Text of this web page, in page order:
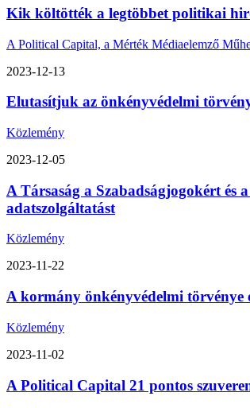
Kik költötték a legtöbbet politikai
A Political Capital, a Mérték Médiaelemző
2023-12-13
Elutasítjuk az önkényvédelmi
Közlemény
2023-12-05
A Társaság a Szabadságjogokért és
adatszolgáltatást
Közlemény
2023-11-22
A kormány önkényvédelmi törvénye
Közlemény
2023-11-02
A Political Capital 21 pontos